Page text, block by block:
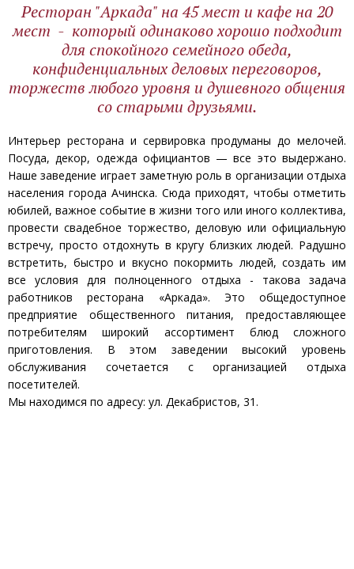
Ресторан "Аркада" на 45 мест и кафе на 20
мест - который одинаково хорошо подходит
для спокойного семейного обеда,
конфиденциальных деловых переговоров,
торжеств любого уровня и душевного общения
со старыми друзьями.
Интерьер ресторана и сервировка продуманы до мелочей.
Посуда, декор, одежда официантов — все это выдержано.
Наше заведение играет заметную роль в организации отдыха
населения города Ачинска. Сюда приходят, чтобы отметить
юбилей, важное событие в жизни того или иного коллектива,
провести свадебное торжество, деловую или официальную
встречу, просто отдохнуть в кругу близких людей. Радушно
встретить, быстро и вкусно покормить людей, создать им
все условия для полноценного отдыха - такова задача
работников ресторана «Аркада». Это общедоступное
предприятие общественного питания, предоставляющее
потребителям широкий ассортимент блюд сложного
приготовления. В этом заведении высокий уровень
обслуживания сочетается с организацией отдыха
посетителей.
Мы находимся по адресу: ул. Декабристов, 31.